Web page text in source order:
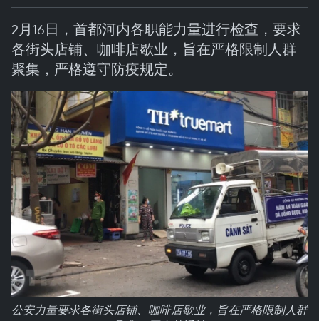
2月16日，首都河内各职能力量进行检查，要求
各街头店铺、咖啡店歇业，旨在严格限制人群
聚集，严格遵守防疫规定。
公安力量要求各街头店铺、咖啡店歇业，旨在严格限制人群